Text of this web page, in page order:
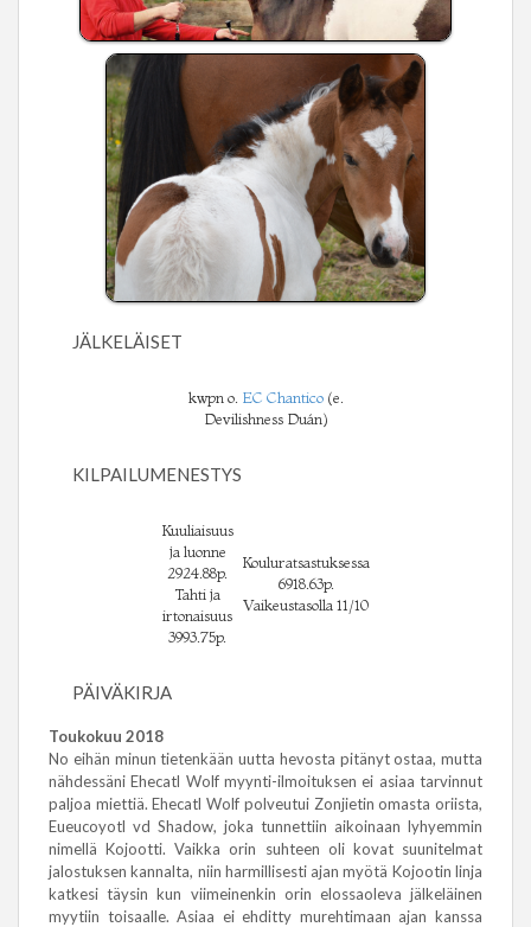
JÄLKELÄISET
kwpn o. EC Chantico(e.
Devilishness Duán)
KILPAILUMENESTYS
Kuuliaisuus
ja luonne
2924.88p.
Tahti ja
irtonaisuus
3993.75p.
Kouluratsastuksessa
6918.63p.
Vaikeustasolla 11/10
PÄIVÄKIRJA
Toukokuu 2018
No eihän minun tietenkään uutta hevosta pitänyt ostaa, mutta
nähdessäni Ehecatl Wolf myynti-ilmoituksen ei asiaa tarvinnut
paljoa miettiä. Ehecatl Wolf polveutui Zonjietin omasta oriista,
Eueucoyotl vd Shadow, joka tunnettiin aikoinaan lyhyemmin
nimellä Kojootti. Vaikka orin suhteen oli kovat suunitelmat
jalostuksen kannalta, niin harmillisesti ajan myötä Kojootin linja
katkesi täysin kun viimeinenkin orin elossaoleva jälkeläinen
myytiin toisaalle. Asiaa ei ehditty murehtimaan ajan kanssa